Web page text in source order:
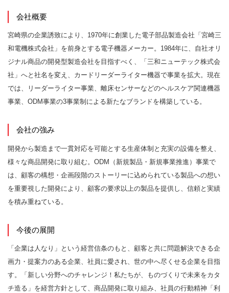
会社概要
宮崎県の企業誘致により、1970年に創業した電子部品製造会社「宮崎三
和電機株式会社」を前身とする電子機器メーカー。1984年に、⾃社オリ
ジナル商品の開発型製造会社を目指すべく、「三和ニューテック株式会
社」へと社名を変え、カードリーダーライター機器で事業を拡大。現在
では、リーダーライター事業、離床センサーなどのヘルスケア関連機器
事業、ODM事業の3事業制による新たなブランドを構築している。
会社の強み
開発から製造まで一貫対応を可能とする生産体制と充実の設備を整え、
様々な商品開発に取り組む。ODM（新規製品・新規事業推進）事業で
は、顧客の構想・企画段階のストーリーに込められている製品への想い
を重要視した開発により、顧客の要求以上の製品を提供し、信頼と実績
を積み重ねている。
今後の展開
「企業は⼈なり」という経営信条のもと、顧客と共に問題解決できる企
画力・提案力のある企業、社員に愛され、世の中へ尽くせる企業を目指
す。「新しい分野へのチャレンジ！私たちが、ものづくりで未来をカタ
チ造る」を経営方針として、商品開発に取り組み、社員の行動精神「利